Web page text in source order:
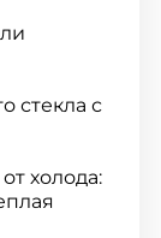
стекла с
холода: